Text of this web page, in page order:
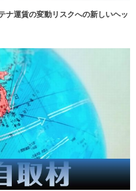
ナ運賃の変動リスクへの新しいヘッ